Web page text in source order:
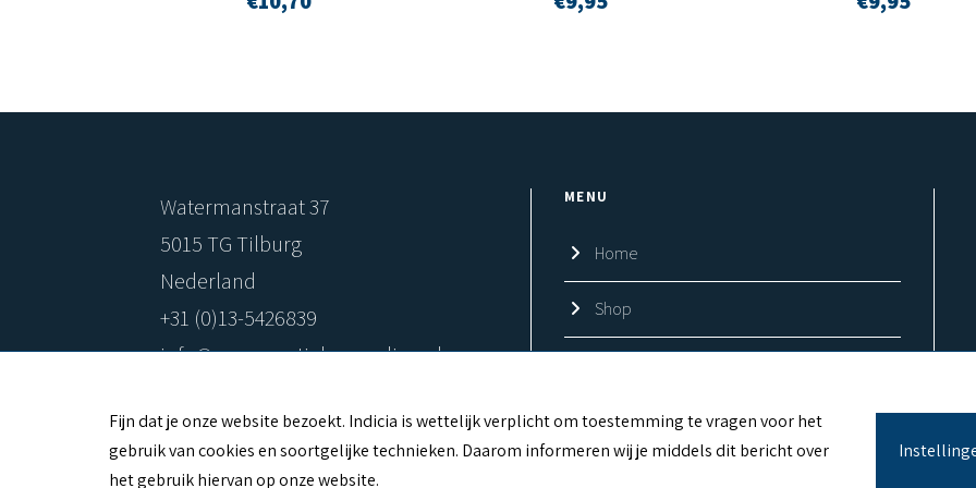
C
O
Fijn dat je onze website bezoekt. Indicia is wettelijk verplicht om toestemming te vragen voor het
gebruik van cookies en soortgelijke technieken. Daarom informeren wij je middels dit bericht over
het gebruik hiervan op onze website.
Watermanstraat 37
5015 TG Tilburg
Nederland
+31 (0)13-5426839
info@consumptiebon-online.nl
MENU
Home
Shop
Contact